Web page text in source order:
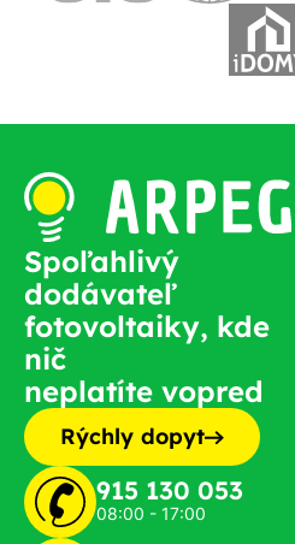
Spoľahlivý
dodávateľ
fotovoltaiky, kde
nič
neplatíte vopred
Rýchly dopyt
915 130 053
08:00 - 17:00